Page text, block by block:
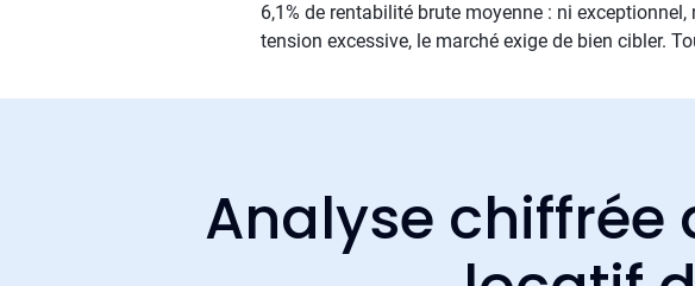
6,1% de rentabilité brute moyenne : ni
tension excessive, le marché exige de bien cibler.
Analyse